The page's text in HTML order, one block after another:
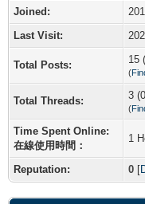
Joined:
Last Visit:
Total Posts: 15
(
Total Threads: 3
(
Time Spent Online:
在線使用時間：
1
Reputation: 0 [